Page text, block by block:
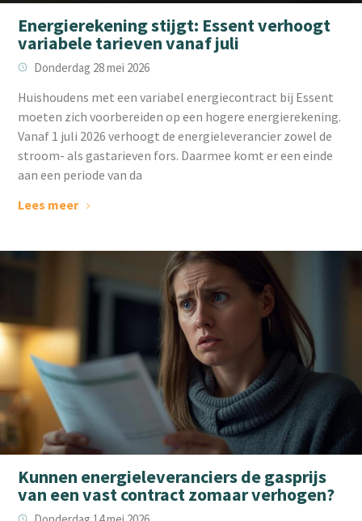
Energierekening stijgt: Essent verhoogt
variabele tarieven vanaf juli
Donderdag 28 mei 2026
Huishoudens met een variabel energiecontract bij Essent
moeten zich voorbereiden op een hogere energierekening.
Vanaf 1 juli 2026 verhoogt de energieleverancier zowel de
stroom- als gastarieven fors. Daarmee komt er een einde
aan een periode van da
Lees meer
Kunnen energieleveranciers de gasprijs
van een vast contract zomaar verhogen?